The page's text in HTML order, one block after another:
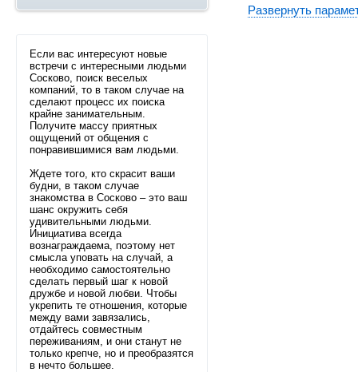
Развернуть
Если вас интересуют новые
встречи с интересными людьми
Сосково, поиск веселых
компаний, то в таком случае на
сделают процесс их поиска
крайне занимательным.
Получите массу приятных
ощущений от общения с
понравившимися вам людьми.
Ждете того, кто скрасит ваши
будни, в таком случае
знакомства в Сосково – это ваш
шанс окружить себя
удивительными людьми.
Инициатива всегда
вознаграждаема, поэтому нет
смысла уповать на случай, а
необходимо самостоятельно
сделать первый шаг к новой
дружбе и новой любви. Чтобы
укрепить те отношения, которые
между вами завязались,
отдайтесь совместным
переживаниям, и они станут не
только крепче, но и преобразятся
в нечто большее.